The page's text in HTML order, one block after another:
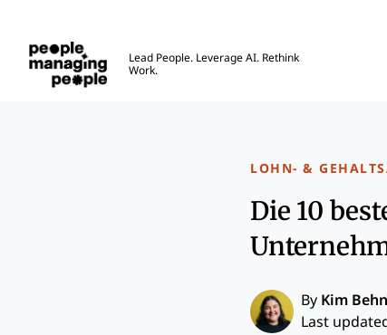
Lead People. Leverage AI. Rethink
Work.
LOHN- &
Die 10
By Kim
Last